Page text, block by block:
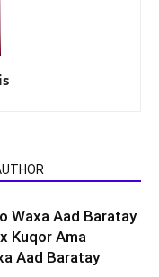
Waxa Aad Baratay
Kuqor Ama
Aad Baratay